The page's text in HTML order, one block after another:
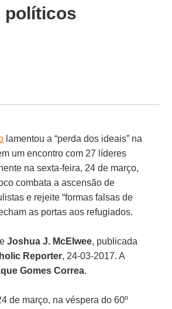
políticos
lamentou a “perda dos ideais” na
um encontro com 27 líderes
na sexta-feira, 24 de março,
combata a ascensão de
e rejeite “formas falsas de
as portas aos refugiados.
Joshua J. McElwee, publicada
Reporter, 24-03-2017. A
Gomes Correa.
de março, na véspera do 60º